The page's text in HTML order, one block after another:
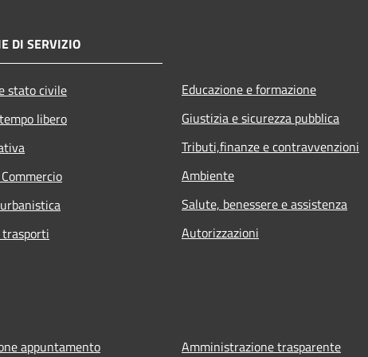
DI SERVIZIO
stato civile
libero
Educazione e formazione
Giustizia e sicurezza pubblica
Tributi,finanze e contravvenzioni
Ambiente
Salute, benessere e assistenza
Autorizzazioni
appuntamento Amministrazione trasparente